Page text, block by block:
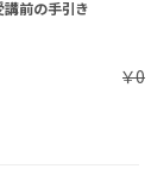
前の手引き
￥0